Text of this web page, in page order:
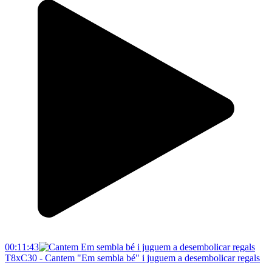
00:11:43
T8xC30 - Cantem "Em sembla bé" i juguem a desembolicar regals